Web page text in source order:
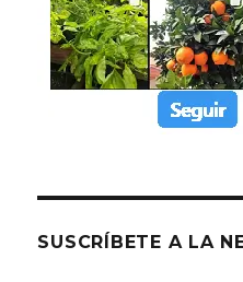
SUSCRÍBETE A LA